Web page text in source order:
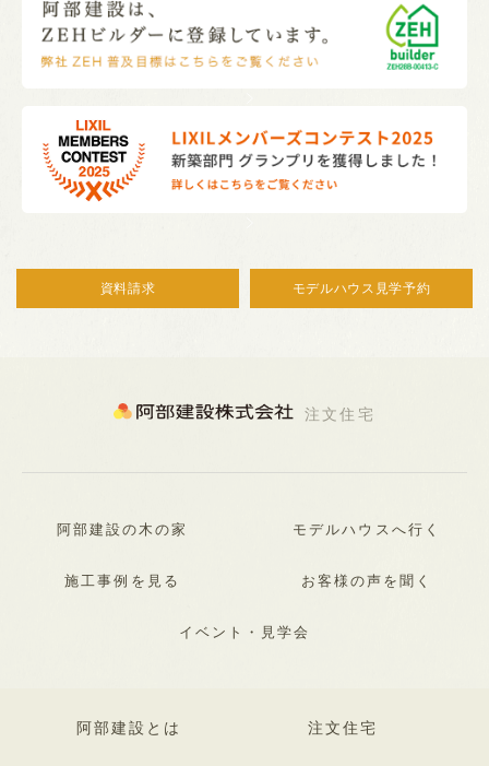
資料請求 モデルハウス見学予約
注文住宅
阿部建設の木の家 モデルハウスへ行く
施工事例を見る お客様の声を聞く
イベント・見学会
阿部建設とは 注文住宅